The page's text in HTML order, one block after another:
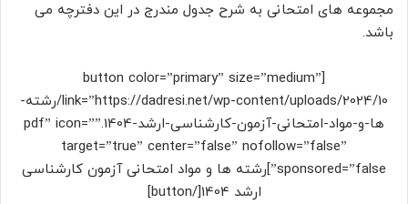
مجموعه های امتحانی به شرح جدول مندرج در این دفترچه می
باشد.
[button color=”primary” size=”medium”
link=”https://dadresi.net/wp-content/uploads/2024/10/رشته-
ها-و-مواد-امتحانی-آزمون-کارشناسی-ارشد-1404.pdf” icon=””
target=”true” center=”false” nofollow=”false”
sponsored=”false”]رشته ها و مواد امتحانی آزمون کارشناسی
ارشد 1404[/button]